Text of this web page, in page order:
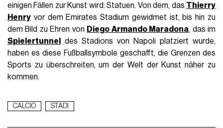
einigen Fällen zur Kunst wird: Statuen. Von dem, das Thierry
Henry vor dem Emirates Stadium gewidmet ist, bis hin zu
dem Bild zu Ehren von Diego Armando Maradona, das im
Spielertunnel
des Stadions von Napoli platziert wurde,
haben es diese Fußballsymbole geschafft, die Grenzen des
Sports zu überschreiten, um der Welt der Kunst näher zu
kommen.
CALCIO STADI